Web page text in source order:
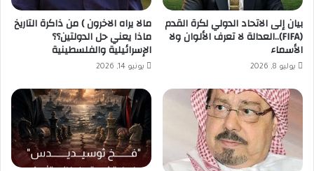
بيان إلى الاتحاد الدولي لكرة القدم
(FIFA)..العدالة لا تعرف الألوان ولا
الأسماء
يوليو 8, 2026
مالا يراه الاخرون ) من ذاكرة التاريخ
ماذا يعني حل الدولتين؟؟
الإسرائيلية والفلسطينية
يونيو 14, 2026